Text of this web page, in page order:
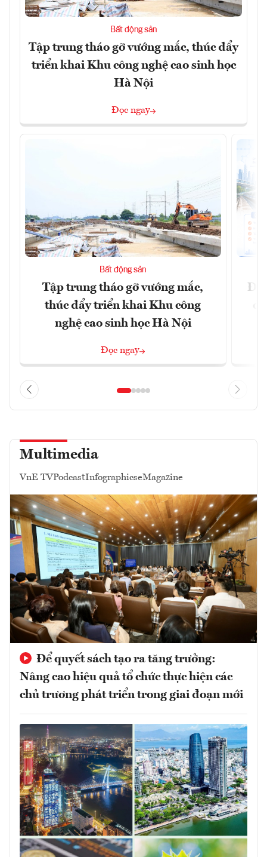
Bất động sản
Tập trung tháo gỡ vướng mắc, thúc đẩy
triển khai Khu công nghệ cao sinh học
Hà Nội
Đọc ngay
Bất động sản
Tập trung tháo gỡ vướng mắc,
thúc đẩy triển khai Khu công
nghệ cao sinh học Hà Nội
Đọc ngay
Multimedia
VnE TVPodcastInfographicseMagazine
Để quyết sách tạo ra tăng trưởng:
Nâng cao hiệu quả tổ chức thực hiện các
chủ trương phát triển trong giai đoạn mới